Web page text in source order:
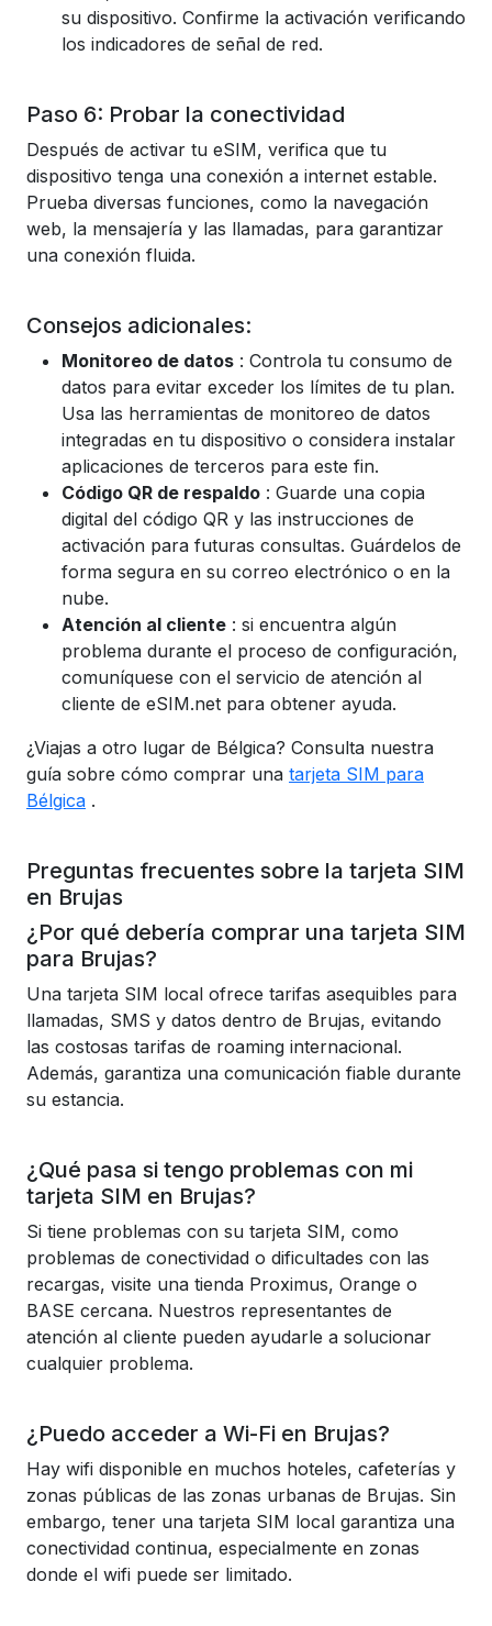
su dispositivo. Confirme la activación verificando
los indicadores de señal de red.
Paso 6: Probar la conectividad
Después de activar tu eSIM, verifica que tu
dispositivo tenga una conexión a internet estable.
Prueba diversas funciones, como la navegación
web, la mensajería y las llamadas, para garantizar
una conexión fluida.
Consejos adicionales:
Monitoreo de datos : Controla tu consumo de
datos para evitar exceder los límites de tu plan.
Usa las herramientas de monitoreo de datos
integradas en tu dispositivo o considera instalar
aplicaciones de terceros para este fin.
Código QR de respaldo : Guarde una copia
digital del código QR y las instrucciones de
activación para futuras consultas. Guárdelos de
forma segura en su correo electrónico o en la
nube.
Atención al cliente : si encuentra algún
problema durante el proceso de configuración,
comuníquese con el servicio de atención al
cliente de eSIM.net para obtener ayuda.
¿Viajas a otro lugar de Bélgica? Consulta nuestra
guía sobre cómo comprar una tarjeta SIM para
Bélgica .
Preguntas frecuentes sobre la tarjeta SIM
en Brujas
¿Por qué debería comprar una tarjeta SIM
para Brujas?
Una tarjeta SIM local ofrece tarifas asequibles para
llamadas, SMS y datos dentro de Brujas, evitando
las costosas tarifas de roaming internacional.
Además, garantiza una comunicación fiable durante
su estancia.
¿Qué pasa si tengo problemas con mi
tarjeta SIM en Brujas?
Si tiene problemas con su tarjeta SIM, como
problemas de conectividad o dificultades con las
recargas, visite una tienda Proximus, Orange o
BASE cercana. Nuestros representantes de
atención al cliente pueden ayudarle a solucionar
cualquier problema.
¿Puedo acceder a Wi-Fi en Brujas?
Hay wifi disponible en muchos hoteles, cafeterías y
zonas públicas de las zonas urbanas de Brujas. Sin
embargo, tener una tarjeta SIM local garantiza una
conectividad continua, especialmente en zonas
donde el wifi puede ser limitado.